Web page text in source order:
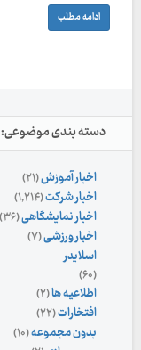
ادامه مطلب
دسته بندی موضوعی:
اخبار آموزش(۲۱)
اخبار شرکت(۱,۲۱۴)
اخبار نمایشگاهی(۳۶)
اخبار ورزشی(۷)
اسلایدر
(۶۰)
اطلاعیه ها(۲)
افتخارات(۲۲)
بدون مجموعه(۱۰)